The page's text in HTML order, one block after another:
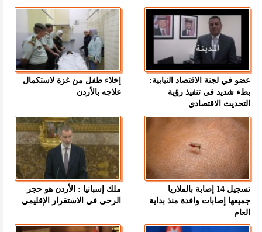
عضو في لجنة الاقتصاد النيابية:
بطء شديد في تنفيذ رؤية
التحديث الاقتصادي
إخلاء طفل من غزة لاستكمال
علاجه بالأردن
تسجيل 14 إصابة بالملاريا
جميعها إصابات وافدة منذ بداية
العام
ملك إسبانيا : الأردن هو حجر
الرحى في الاستقرار الإقليمي